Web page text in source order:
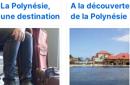
La Polynésie,
une destination
paradisiaque
pour passer de
magnifiques
vacances
A la découverte
de la Polynésie
française
(langue et
nourriture)